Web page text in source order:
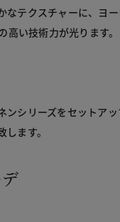
なテクスチャーに、ヨ
高い技術力が光ります。
ンシリーズをセットア
ます。